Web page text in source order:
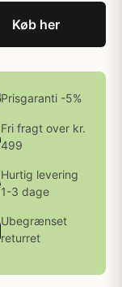
Køb her
Prisgaranti -5%
Fri fragt over kr.
499
Hurtig levering
1-3 dage
Ubegrænset
returret